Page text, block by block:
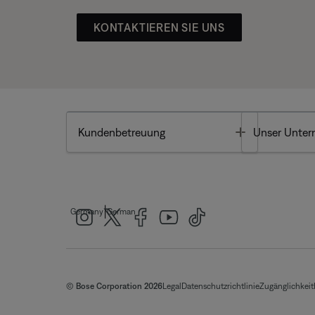
KONTAKTIEREN SIE UNS
Kundenbetreuung Toggle
Unser
Germany|German
© Bose Corporation 2026Legal DatenschutzrichtlinieZugänglichkeit